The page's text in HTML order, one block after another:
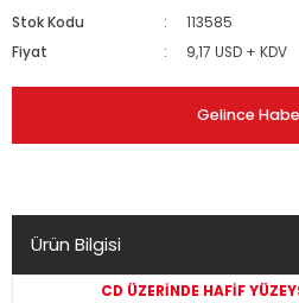
Stok Kodu
113585
Fiyat
9,17 USD + KDV
Gelince
Ürün Bilgisi
CD ÜZERİNDE HAFİF